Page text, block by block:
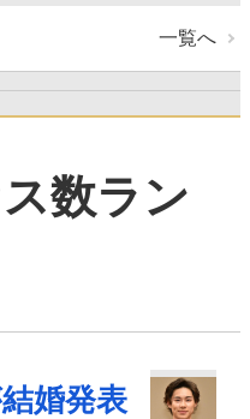
一覧へ
数ラン
婚発表